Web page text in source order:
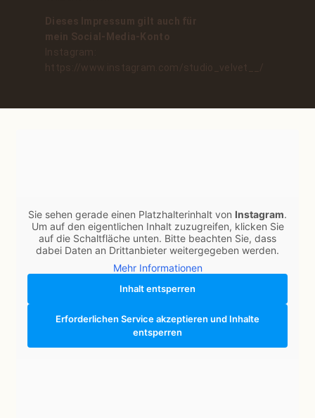
Dieses Impressum gilt auch für
mein Social-Media-Konto
Instagram:
https://www.instagram.com/studio_velvet__/
Sie sehen gerade einen Platzhalterinhalt von Instagram.
Um auf den eigentlichen Inhalt zuzugreifen, klicken Sie
auf die Schaltfläche unten. Bitte beachten Sie, dass
dabei Daten an Drittanbieter weitergegeben werden.
Mehr Informationen
Inhalt entsperren
Erforderlichen Service akzeptieren und Inhalte
entsperren